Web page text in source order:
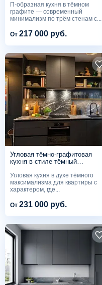
Контакты
П-образная кухня в тёмном
графите — современный
минимализм по трём стенам с...
От 217 000 руб.
Угловая тёмно-графитовая
кухня в стиле тёмный
витринами
Угловая кухня в духе тёмного
максимализма для квартиры с
характером, где...
От 231 000 руб.